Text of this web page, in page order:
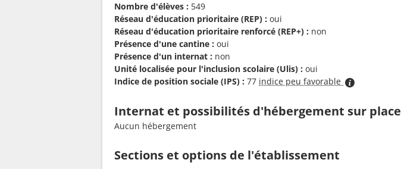
Nombre d'élèves : 549
Réseau d'éducation prioritaire (REP) : oui
Réseau d'éducation prioritaire renforcé (REP+) : non
Présence d'une cantine : oui
Présence d'un internat : non
Unité localisée pour l'inclusion scolaire (Ulis) : oui
Indice de position sociale (IPS) : 77 indice peu favorable
Internat et possibilités d'hébergement sur place
Aucun hébergement
Sections et options de l'établissement